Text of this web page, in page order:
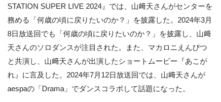
STATION SUPER LIVE 2024』では、山﨑天さんがセンターを
務める「何歳の頃に戻りたいのか？」を披露した。2024年3月
8日放送回でも「何歳の頃に戻りたいのか？」を披露し、山﨑
天さんのソロダンスが注目された。また、マカロニえんぴつ
と共演し、山﨑天さんが出演したショートムービー『あこが
れ』に言及した。2024年7月12日放送回では、山﨑天さんが
aespaの「Drama」でダンスコラボして話題になった。